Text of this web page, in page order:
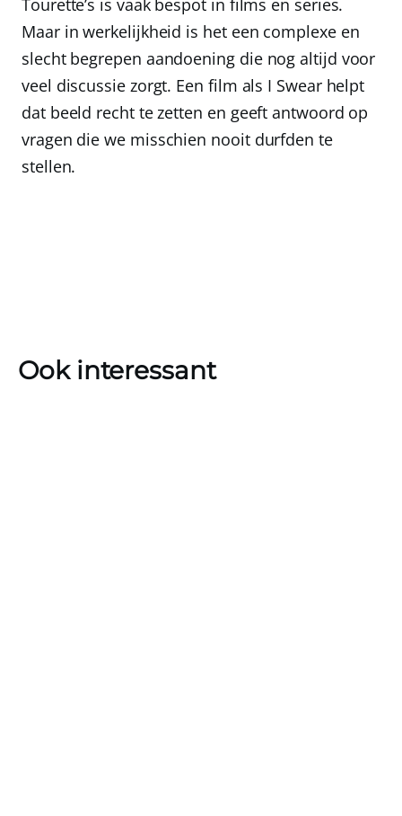
Tourette’s is vaak bespot in films en series.
Maar in werkelijkheid is het een complexe en
slecht begrepen aandoening die nog altijd voor
veel discussie zorgt. Een film als I Swear helpt
dat beeld recht te zetten en geeft antwoord op
vragen die we misschien nooit durfden te
stellen.
Ook interessant